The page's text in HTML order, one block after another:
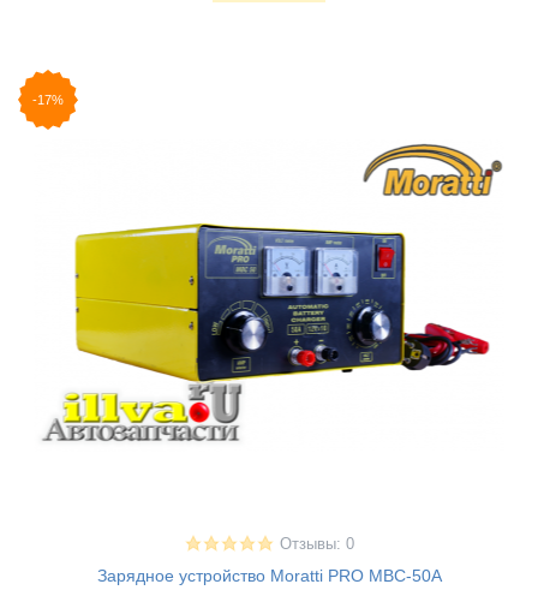
-17%
Отзывы: 0
Зарядное устройство Moratti PRO MBC-50A